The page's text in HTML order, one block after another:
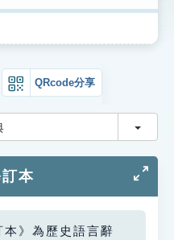
QRcode分享
切換
本
本》為歷史語言辭